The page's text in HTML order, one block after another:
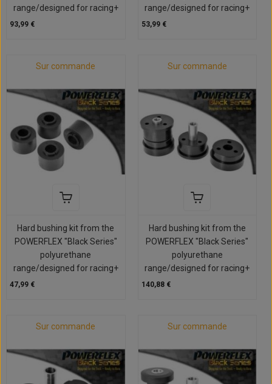
range/designed for racing+
93,99 €
range/designed for racing+
53,99 €
Sur commande
Hard bushing kit from the
POWERFLEX "Black Series"
polyurethane
range/designed for racing+
47,99 €
Sur commande
Hard bushing kit from the
POWERFLEX "Black Series"
polyurethane
range/designed for racing+
140,88 €
Sur commande Sur commande